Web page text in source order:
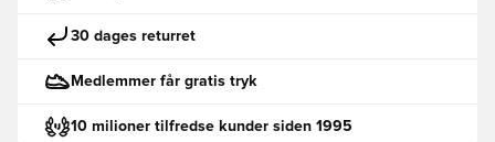
30 dages returret
Medlemmer får gratis tryk
10 milioner tilfredse kunder siden 1995